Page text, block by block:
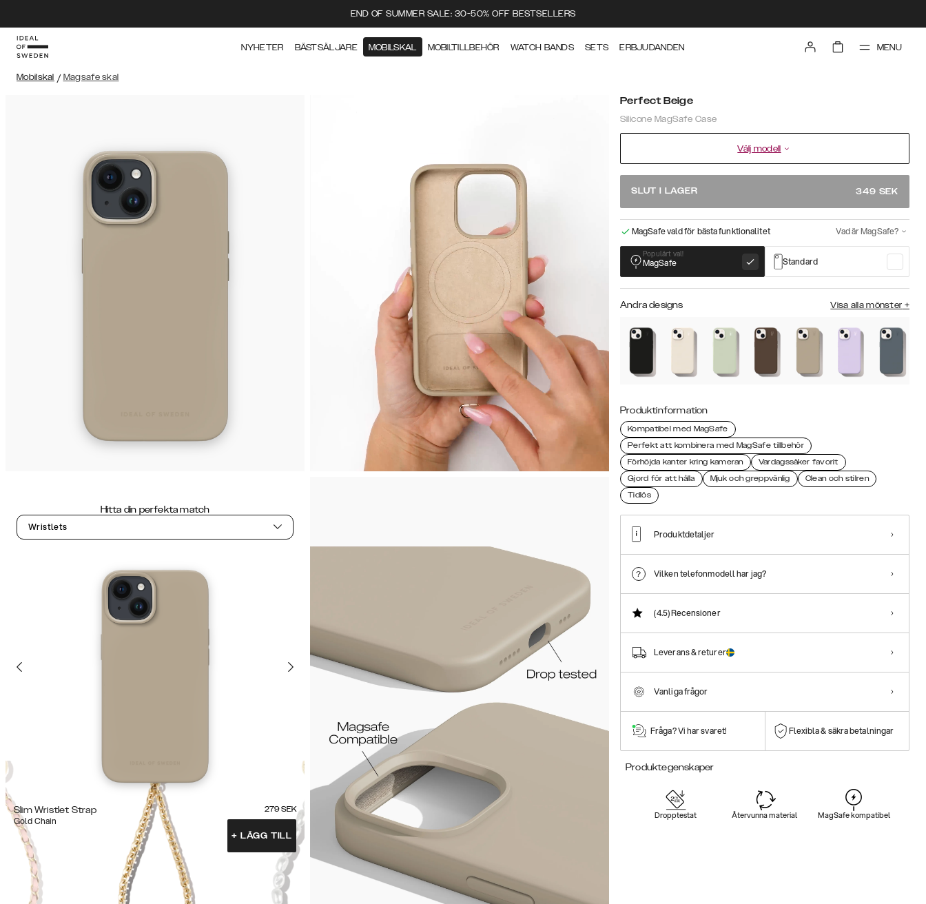
END OF SUMMER SALE: 30-50% OFF BESTSELLERS
NYHETER BÄSTSÄLJARE MOBILSKAL MOBILTILLBEHÖR WATCH BANDS SETS ERBJUDANDEN MENU
Mobilskal / Magsafe skal
Hitta din perfekta match
Wristlets
Slim Wristlet Strap
Gold Chain
279 SEK
+ LÄGG TILL
Perfect Beige
Silicone MagSafe Case
Välj modell
SLUT I LAGER 349 SEK
MagSafe vald för bästa funktionalitet Vad är MagSafe?
Populärt val!
MagSafe Standard
Andra designs Visa alla mönster +
Produktinformation
Kompatibel med MagSafe
Perfekt att kombinera med MagSafe tillbehör
Förhöjda kanter kring kameran
Vardagssäker favorit
Gjord för att hålla
Mjuk och greppvänlig
Clean och stilren
Tidlös
Produktdetaljer
Vilken telefonmodell har jag?
(4.5)Recensioner
Leverans & returer
Vanliga frågor
Fråga? Vi har svaret! Flexibla & säkra betalningar
Produktegenskaper
Dropptestat Återvunna material MagSafe kompatibel